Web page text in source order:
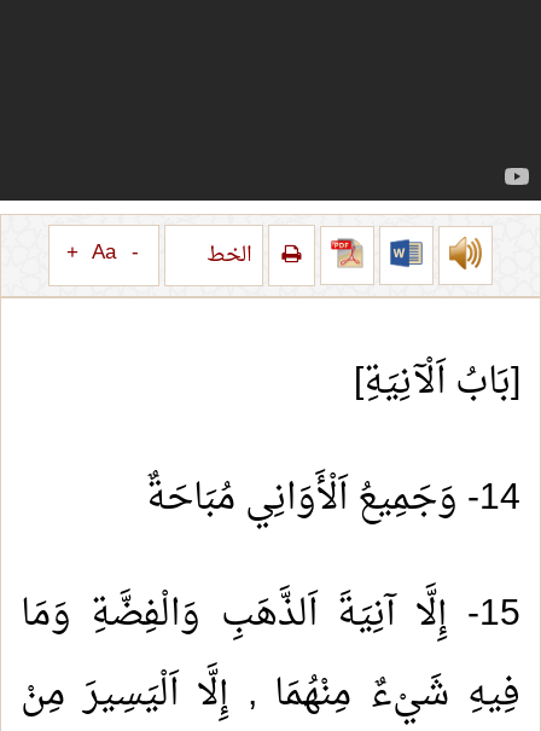
الخط -
Aa
+
[بَابُ اَلْآنِيَةِ]
14- وَجَمِيعُ اَلْأَوَانِي مُبَاحَةٌ
15- إِلَّا آنِيَةَ اَلذَّهَبِ وَالْفِضَّةِ وَمَا
فِيهِ شَيْءٌ مِنْهُمَا , إِلَّا اَلْيَسِيرَ مِنْ